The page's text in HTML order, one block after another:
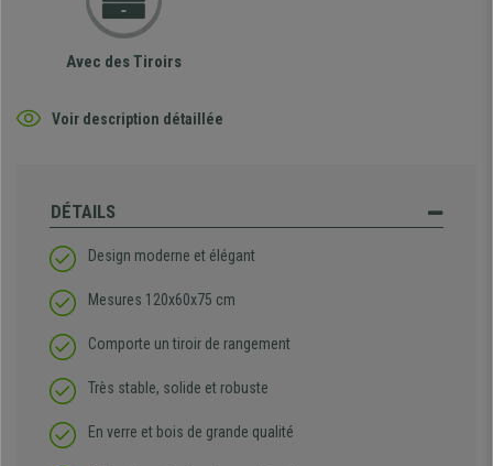
Avec des Tiroirs
Voir description détaillée
DÉTAILS
Design moderne et élégant
Mesures 120x60x75 cm
Comporte un tiroir de rangement
Très stable, solide et robuste
En verre et bois de grande qualité